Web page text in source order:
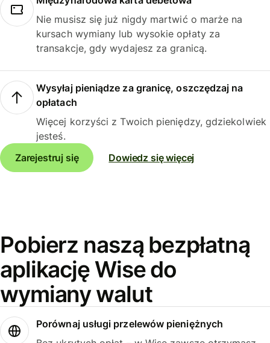
Nie musisz się już nigdy martwić o marże na
kursach wymiany lub wysokie opłaty za
transakcje, gdy wydajesz za granicą.
Wysyłaj pieniądze za granicę, oszczędzaj na
opłatach
Więcej korzyści z Twoich pieniędzy, gdziekolwiek
jesteś.
Zarejestruj się
Dowiedz się więcej
Pobierz naszą bezpłatną
aplikację Wise do
wymiany walut
Porównaj usługi przelewów pieniężnych